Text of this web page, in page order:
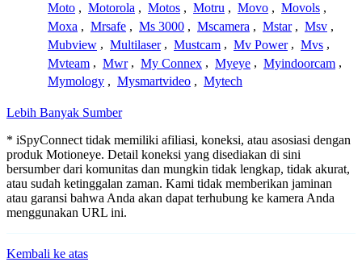
Moto , Motorola , Motos , Motru , Movo , Movols ,
Moxa , Mrsafe , Ms 3000 , Mscamera , Mstar , Msv ,
Mubview , Multilaser , Mustcam , Mv Power , Mvs ,
Mvteam , Mwr , My Connex , Myeye , Myindoorcam ,
Mymology , Mysmartvideo , Mytech
Lebih Banyak Sumber
* iSpyConnect tidak memiliki afiliasi, koneksi, atau asosiasi dengan
produk Motioneye. Detail koneksi yang disediakan di sini
bersumber dari komunitas dan mungkin tidak lengkap, tidak akurat,
atau sudah ketinggalan zaman. Kami tidak memberikan jaminan
atau garansi bahwa Anda akan dapat terhubung ke kamera Anda
menggunakan URL ini.
Kembali ke atas